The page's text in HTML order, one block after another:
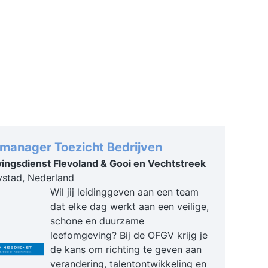
Toezicht Bedrijven
Flevoland & Gooi en Vechtstreek
Nederland
Wil jij leidinggeven aan een team
dat elke dag werkt aan een veilige,
schone en duurzame
leefomgeving? Bij de OFGV krijg je
de kans om richting te geven aan
verandering, talentontwikkeling en